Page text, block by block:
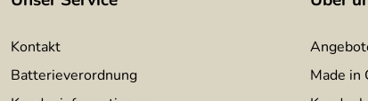
Kontakt
Batterieverordnung
Made in